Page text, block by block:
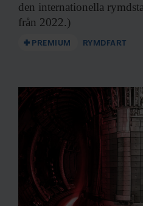
den internationella
från 2022.)
PREMIUM RYMDFART